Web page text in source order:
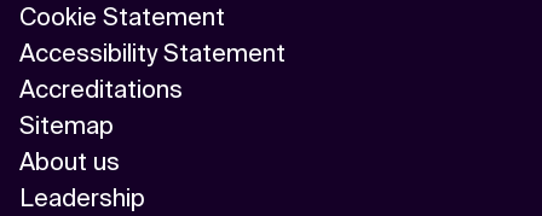
Cookie Statement
Accessibility Statement
Accreditations
Sitemap
About us
Leadership